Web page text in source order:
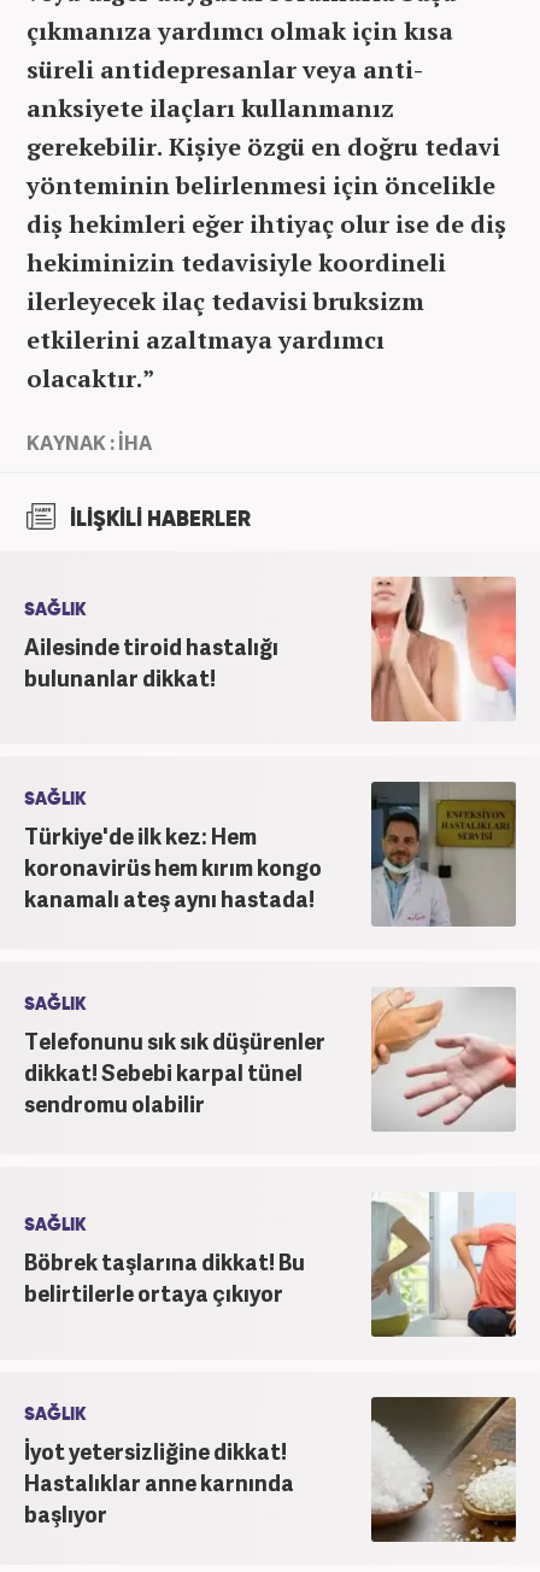
çıkmanıza yardımcı olmak için kısa
süreli antidepresanlar veya anti-
anksiyete ilaçları kullanmanız
gerekebilir. Kişiye özgü en doğru tedavi
yönteminin belirlenmesi için öncelikle
diş hekimleri eğer ihtiyaç olur ise de diş
hekiminizin tedavisiyle koordineli
ilerleyecek ilaç tedavisi bruksizm
etkilerini azaltmaya yardımcı
olacaktır.”
KAYNAK : İHA
İLİŞKİLİ HABERLER
SAĞLIK
Ailesinde tiroid hastalığı
bulunanlar dikkat!
SAĞLIK
Türkiye'de ilk kez: Hem
koronavirüs hem kırım kongo
kanamalı ateş aynı hastada!
SAĞLIK
Telefonunu sık sık düşürenler
dikkat! Sebebi karpal tünel
sendromu olabilir
SAĞLIK
Böbrek taşlarına dikkat! Bu
belirtilerle ortaya çıkıyor
SAĞLIK
İyot yetersizliğine dikkat!
Hastalıklar anne karnında
başlıyor